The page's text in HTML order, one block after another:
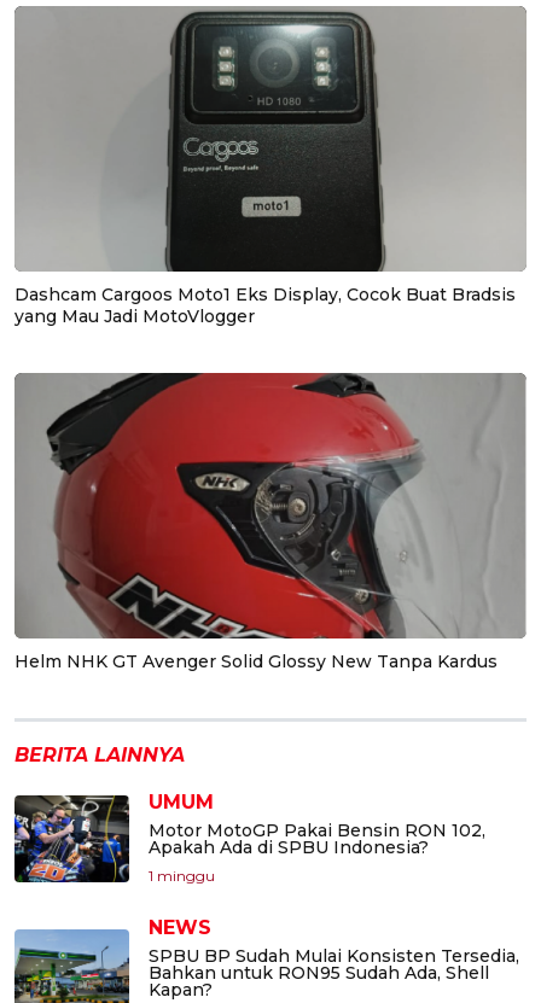
Dashcam Cargoos Moto1 Eks Display, Cocok Buat Bradsis
yang Mau Jadi MotoVlogger
Helm NHK GT Avenger Solid Glossy New Tanpa Kardus
BERITA LAINNYA
UMUM
Motor MotoGP Pakai Bensin RON 102,
Apakah Ada di SPBU Indonesia?
1 minggu
NEWS
SPBU BP Sudah Mulai Konsisten Tersedia,
Bahkan untuk RON95 Sudah Ada, Shell
Kapan?